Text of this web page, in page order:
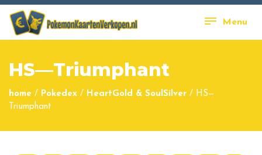
Menu
HS—Triumphant
home / Pokedex / HeartGold & SoulSilver / HS—
Triumphant